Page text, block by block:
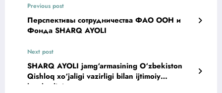
Previous post
Перспективы сотрудничества ФАО ООН и
Фонда SHARQ AYOLI
Next post
SHARQ AYOLI jamg‘armasining O‘zbekiston
Qishloq xo‘jaligi vazirligi bilan ijtimoiy
hamkorligi